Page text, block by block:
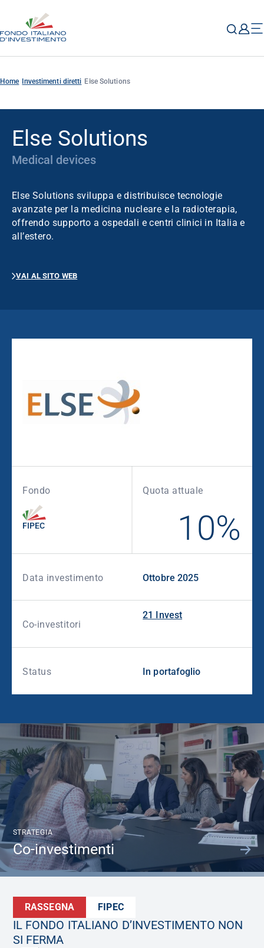
Home Investimenti diretti Else Solutions
Else Solutions
Medical devices
Else Solutions sviluppa e distribuisce tecnologie
avanzate per la medicina nucleare e la radioterapia,
offrendo supporto a ospedali e centri clinici in Italia e
all’estero.
VAI AL SITO WEB
Fondo
FIPEC
Quota attuale
10%
Data investimento Ottobre 2025
Co-investitori
21 Invest
Status In portafoglio
STRATEGIA
Co-investimenti
RASSEGNA FIPEC
IL FONDO ITALIANO D’INVESTIMENTO NON
SI FERMA